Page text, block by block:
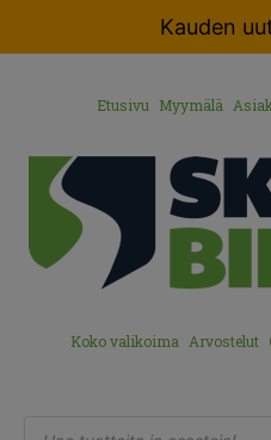
Kauden
Etusivu Myymälä
Koko valikoima Arvostelut